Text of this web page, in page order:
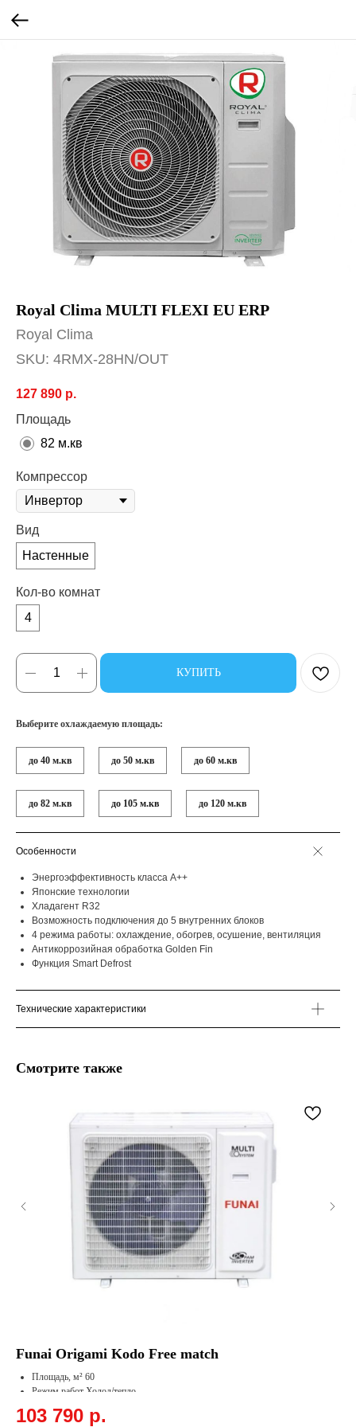
Royal Clima MULTI FLEXI EU ERP
Royal Clima
SKU: 4RMX-28HN/OUT
127 890 р.
Площадь
82 м.кв
Компрессор
Вид
Настенные
Кол-во комнат
4
КУПИТЬ
Выберите охлаждаемую площадь:
до 40 м.кв до 50 м.кв до 60 м.кв
до 82 м.кв до 105 м.кв до 120 м.кв
Особенности
Энергоэффективность класса А++
Японские технологии
Хладагент R32
Возможность подключения до 5 внутренних блоков
4 режима работы: охлаждение, обогрев, осушение, вентиляция
Антикоррозийная обработка Golden Fin
Функция Smart Defrost
Технические характеристики
Смотрите также
Funai Origami Kodo Free match
Площадь, м² 60
Режим работ Холод/тепло
Обогрев, кВт 6.6
103 790 р.